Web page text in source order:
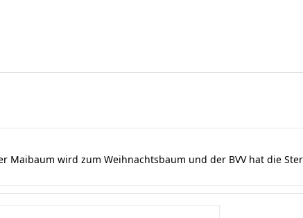
Maibaum wird zum Weihnachtsbaum und der BVV hat die